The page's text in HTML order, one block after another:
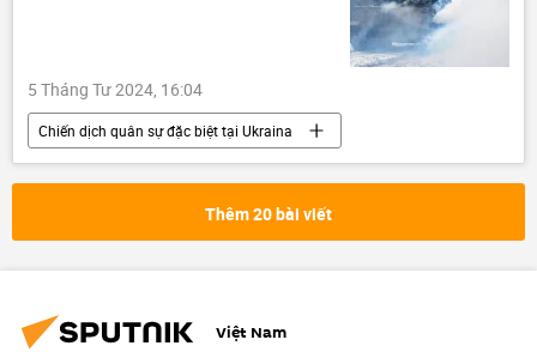
5 Tháng Tư 2024, 16:04
Chiến dịch quân sự đặc biệt tại Ukraina
Bộ Quốc phòng Nga
Xe bọc thép BMP-3
Công nghiệp
Thế giới
Cuộc khủng hoảng ở Ukraina
Nga
Quân sự
xe tăng
"Rostec"
Thêm 20 bài viết
Việt Nam